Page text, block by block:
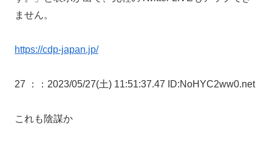
ません。
https://cdp-japan.jp/
27 ： ：2023/05/27(土) 11:51:37.47 ID:NoHYC2ww0.net
これも陰謀か